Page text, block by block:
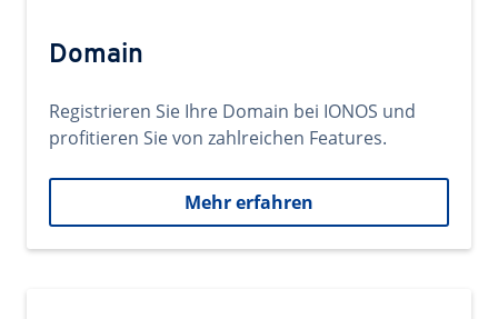
Domain
Registrieren Sie Ihre Domain bei IONOS und
profitieren Sie von zahlreichen Features.
Mehr erfahren